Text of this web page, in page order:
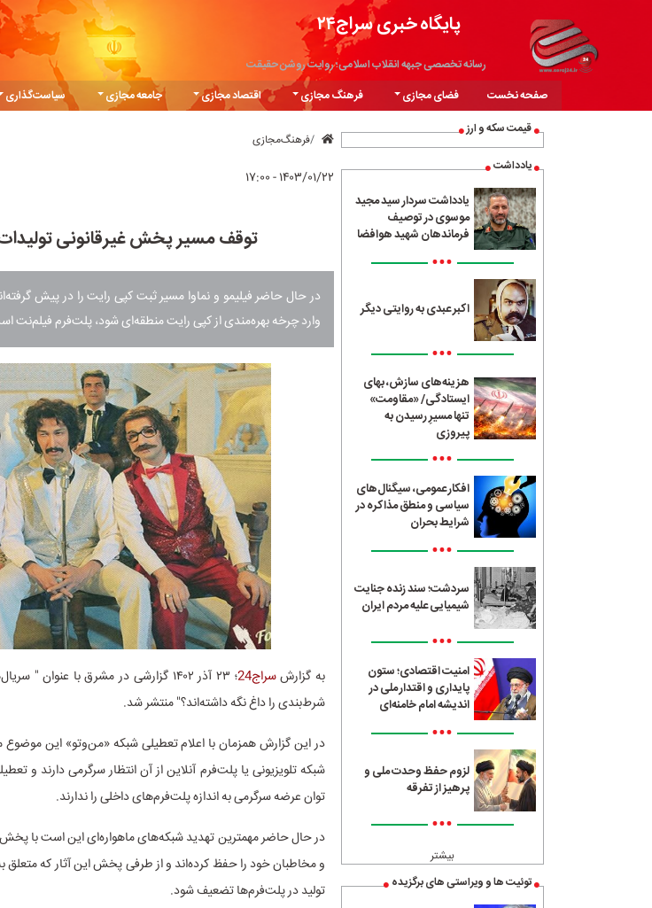
پایگاه خبری سراج۲۴
رسانه تخصصی جبهه انقلاب اسلامی؛ روایت روشن حقیقت
صفحه نخست فضای مجازی فرهنگ مجازی اقتصاد مجازی جامعه مجازی سیاست‌گذاری
قیمت سکه و ارز
یادداشت
یادداشت سردار سید مجید
موسوی در توصیف
فرماندهان شهید هوافضا
•••
اکبر عبدی به روایتی دیگر
•••
هزینه‌های سازش، بهای
ایستادگی/ «مقاومت»
تنها مسیرِ رسیدن به
پیروزی
•••
افکار عمومی، سیگنال‌های
سیاسی و منطق مذاکره در
شرایط بحران
•••
سردشت؛ سند زنده جنایت
شیمیایی علیه مردم ایران
•••
امنیت اقتصادی؛ ستون
پایداری و اقتدار ملی در
اندیشه امام خامنه‌ای
•••
لزوم حفظ وحدت ملی و
پرهیز از تفرقه
•••
بیشتر
توئیت ها و ویراستی های برگزیده
فرهنگ‌مجازی
۱۴۰۳/۰۱/۲۲ - ۱۷:۰۰
توقف مسیر پخش غیرقانونی تولیدات
در حال حاضر فیلیمو و نماوا مسیر ثبت کپی رایت را در پیش
وارد چرخه بهره‌مندی از کپی رایت منطقه‌ای شود، پلت‌فرم فیلم‌نت
به گزارشسراج24
؛ ۲۳ آذر ۱۴۰۲ گزارشی در مشرق با
شرط‌بندی را داغ نگه داشته‌اند؟" منتشر شد.
در این گزارش همزمان با اعلام تعطیلی شبکه‌ «من‌وتو» این موضوع
شبکه تلویزیونی یا پلت‌فرم آنلاین از آن انتظار سرگرمی دارند و
توان عرضه سرگرمی به اندازه‌ پلت‌فرم‌های داخلی را ندارند.
در حال حاضر مهمترین تهدید شبکه‌های ماهواره‌ای این است با پخش
و مخاطبان خود را حفظ کرده‌اند و از طرفی پخش این آثار که
تولید در پلت‌فرم‌ها تضعیف شود.